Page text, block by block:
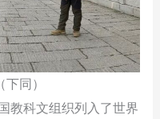
同）
教科文组织列入了世界